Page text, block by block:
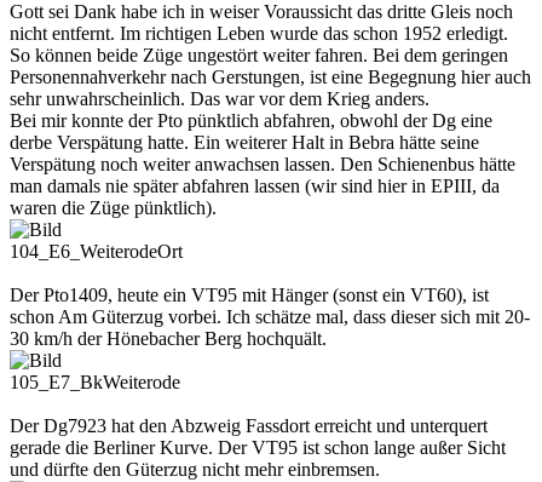
Gott sei Dank habe ich in weiser Voraussicht das dritte Gleis noch
nicht entfernt. Im richtigen Leben wurde das schon 1952 erledigt.
So können beide Züge ungestört weiter fahren. Bei dem geringen
Personennahverkehr nach Gerstungen, ist eine Begegnung hier auch
sehr unwahrscheinlich. Das war vor dem Krieg anders.
Bei mir konnte der Pto pünktlich abfahren, obwohl der Dg eine
derbe Verspätung hatte. Ein weiterer Halt in Bebra hätte seine
Verspätung noch weiter anwachsen lassen. Den Schienenbus hätte
man damals nie später abfahren lassen (wir sind hier in EPIII, da
waren die Züge pünktlich).
104_E6_WeiterodeOrt
Der Pto1409, heute ein VT95 mit Hänger (sonst ein VT60), ist
schon Am Güterzug vorbei. Ich schätze mal, dass dieser sich mit 20-
30 km/h der Hönebacher Berg hochquält.
105_E7_BkWeiterode
Der Dg7923 hat den Abzweig Fassdort erreicht und unterquert
gerade die Berliner Kurve. Der VT95 ist schon lange außer Sicht
und dürfte den Güterzug nicht mehr einbremsen.